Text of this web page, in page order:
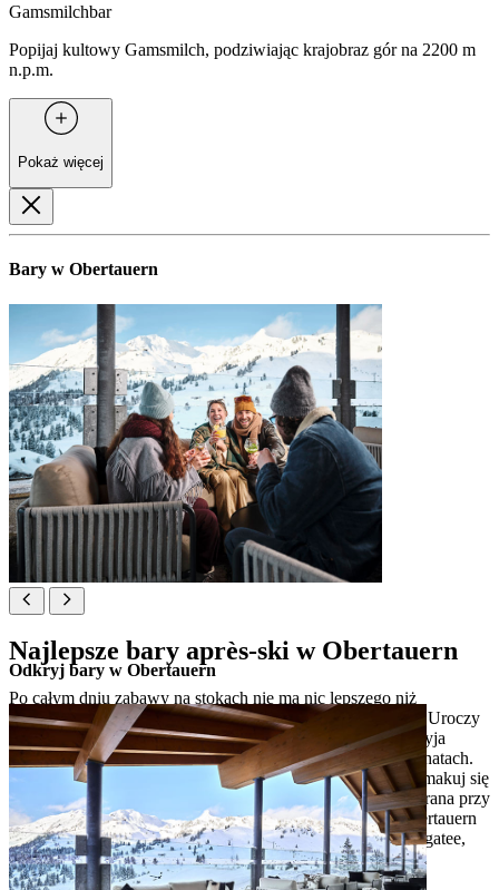
Gamsmilchbar
Popijaj kultowy Gamsmilch, podziwiając krajobraz gór na 2200 m
n.p.m.
Pokaż więcej
Bary w Obertauern
Najlepsze bary après-ski w Obertauern
Po całym dniu zabawy na stokach nie ma nic lepszego niż
odpoczynek w najlepszych barach après-ski w Obertauern. Uroczy
zwyczaj, nazywany po niemiecku „Einkehrschwung”, sprzyja
wspólnemu relaksowi narciarzy w urzekających górskich chatach.
Odpocznij przy kubku grzańca na słonecznym tarasie, rozsmakuj się
w lokalnych specjałach przy cieple kominka albo szalej do rana przy
muzyce na żywo lub puszczanej przez DJ-a. W barach Obertauern
znajdziesz oryginalne propozycje, takie jak Heiße Oma i Jagatee,
oraz klasyczne drinki i wyborne szampany, aby zakończyć
emocjonujący dzień z przytupem.
Odkryj bary w Obertauern